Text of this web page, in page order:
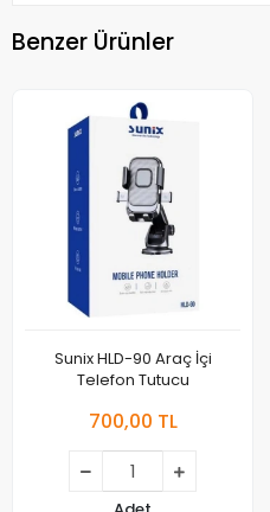
Benzer Ürünler
Sunix HLD-90 Araç İçi
Telefon Tutucu
700,00 TL